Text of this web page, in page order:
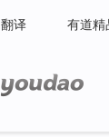
翻译 有道精